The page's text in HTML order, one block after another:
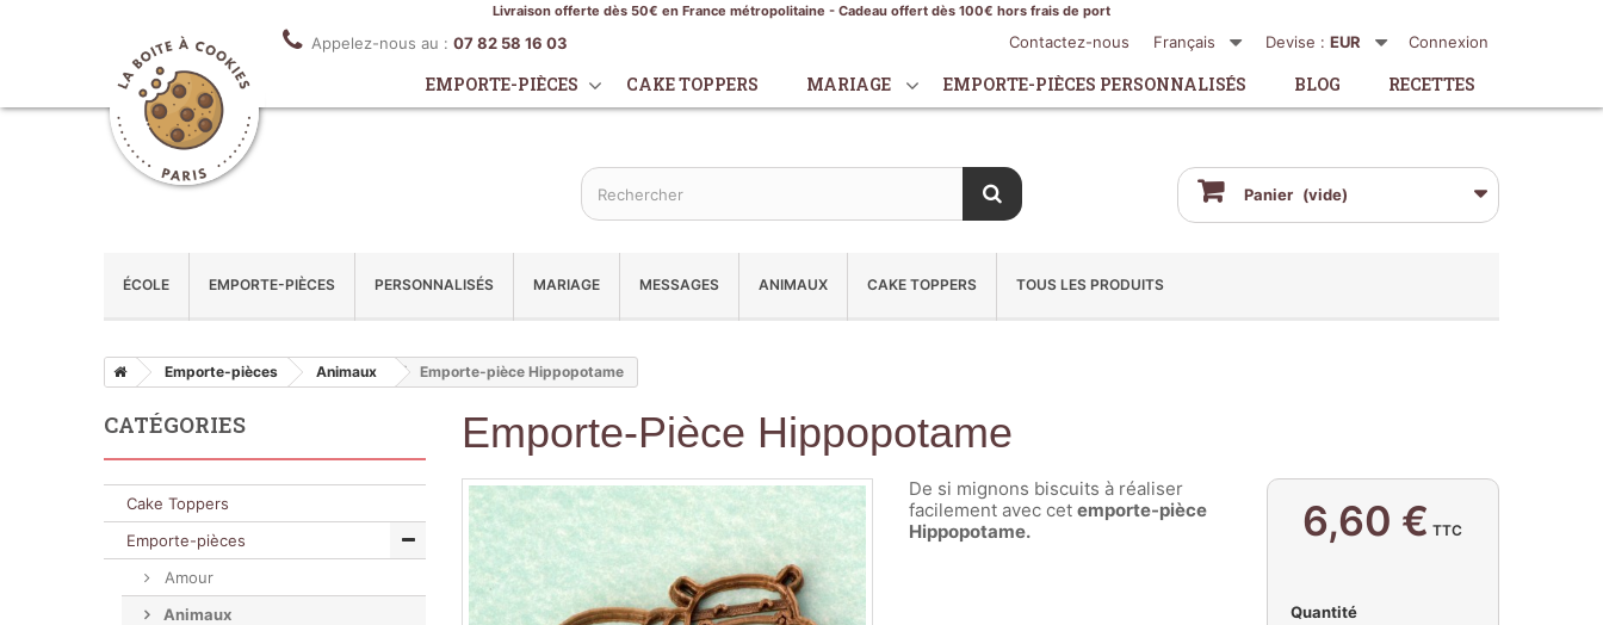
Livraison offerte dès 50€ en France métropolitaine - Cadeau offert dès 100€ hors frais de port
Connexion
Devise : EUR
Français
Contactez-nous
Appelez-nous au : 07 82 58 16 03
EMPORTE-PIÈCES CAKE TOPPERS MARIAGE EMPORTE-PIÈCES PERSONNALISÉS BLOG RECETTES
Panier (vide)
ÉCOLE EMPORTE-PIÈCES PERSONNALISÉS MARIAGE MESSAGES ANIMAUX CAKE TOPPERS TOUS LES PRODUITS
Emporte-pièces Animaux Emporte-pièce Hippopotame
Emporte-Pièce Hippopotame
De si mignons biscuits à réaliser
facilement avec cet emporte-pièce
Hippopotame.
6,60 € TTC
Quantité
CATÉGORIES
Cake Toppers
Emporte-pièces
Amour
Animaux